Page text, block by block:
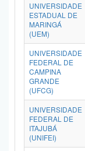
UNIVERSIDADE
ESTADUAL DE
MARINGÁ
(UEM)
UNIVERSIDADE
FEDERAL DE
CAMPINA
GRANDE
(UFCG)
UNIVERSIDADE
FEDERAL DE
ITAJUBÁ
(UNIFEI)